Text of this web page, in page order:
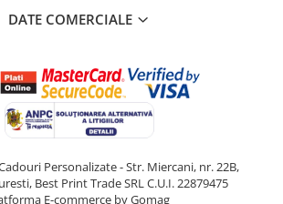
DATE COMERCIALE
Personalizate - Str. Miercani, nr. 22B,
Best Print Trade SRL C.U.I. 22879475
E-commerce by Gomag